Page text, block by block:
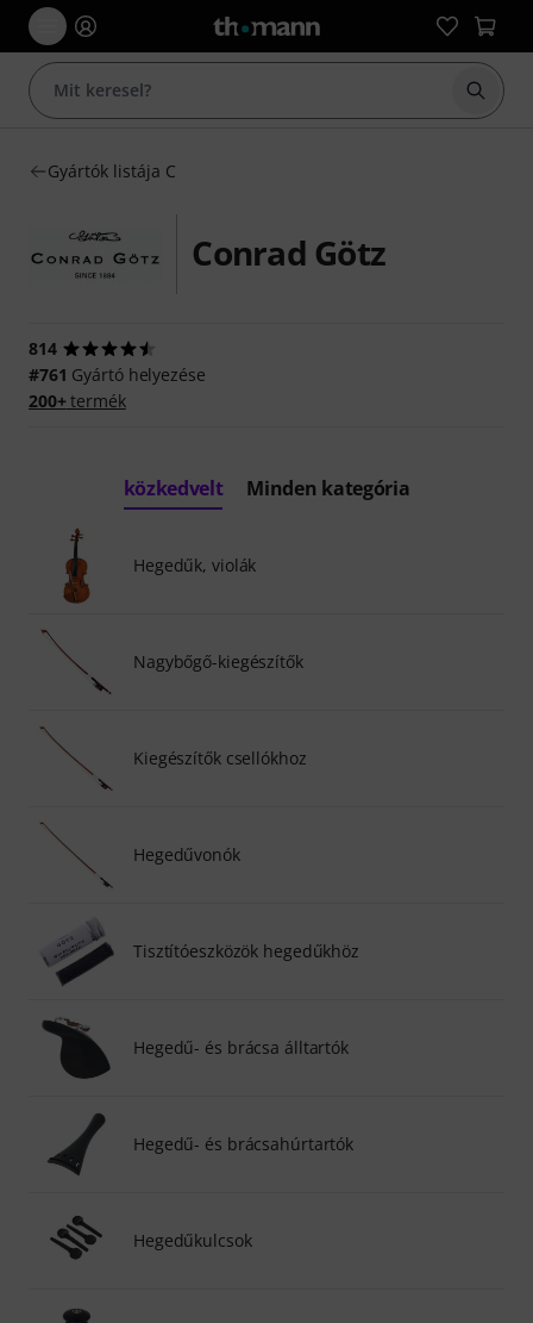
Gyártók listája C
Conrad Götz
814
#761 Gyártó helyezése
200+termék
közkedvelt Minden kategória
Hegedűk, violák
Nagybőgő-kiegészítők
Kiegészítők csellókhoz
Hegedűvonók
Tisztítóeszközök hegedűkhöz
Hegedű- és brácsa álltartók
Hegedű- és brácsahúrtartók
Hegedűkulcsok